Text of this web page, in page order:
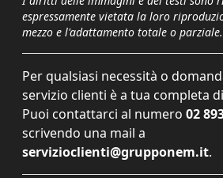
espressamente vietata la loro
mezzo e l'adattamento totale o parziale.
Per qualsiasi necessità o
servizio clienti è a tua completa
Puoi contattarci al numero 02
scrivendo una mail a
servizioclienti@grupponem.it.